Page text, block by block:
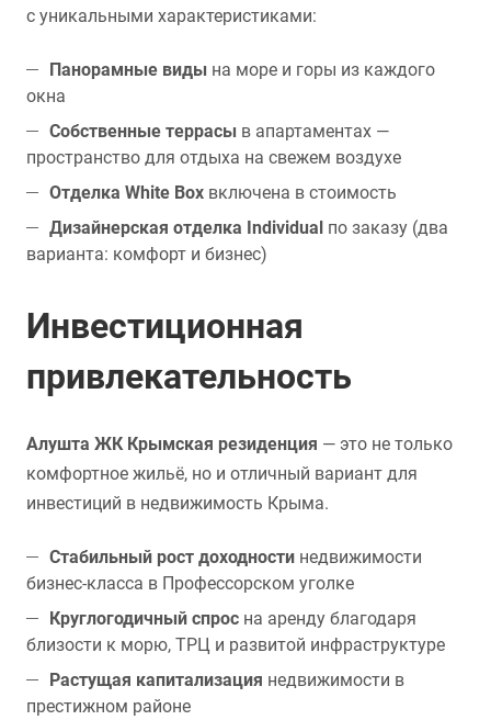
с уникальными характеристиками:
Панорамные виды на море и горы из каждого
окна
Собственные террасы в апартаментах —
пространство для отдыха на свежем воздухе
Отделка White Box включена в стоимость
Дизайнерская отделка Individual по заказу (два
варианта: комфорт и бизнес)
Инвестиционная
привлекательность
Алушта ЖК Крымская резиденция — это не только
комфортное жильё, но и отличный вариант для
инвестиций в недвижимость Крыма.
Стабильный рост доходности недвижимости
бизнес-класса в Профессорском уголке
Круглогодичный спрос на аренду благодаря
близости к морю, ТРЦ и развитой инфраструктуре
Растущая капитализация недвижимости в
престижном районе